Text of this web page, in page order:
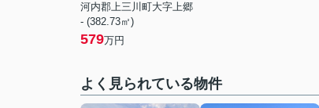
河内郡上三川町大字上郷
- (382.73㎡)
579万円
よく見られている物件